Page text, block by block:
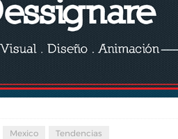
Mexico Tendencias
presentan La